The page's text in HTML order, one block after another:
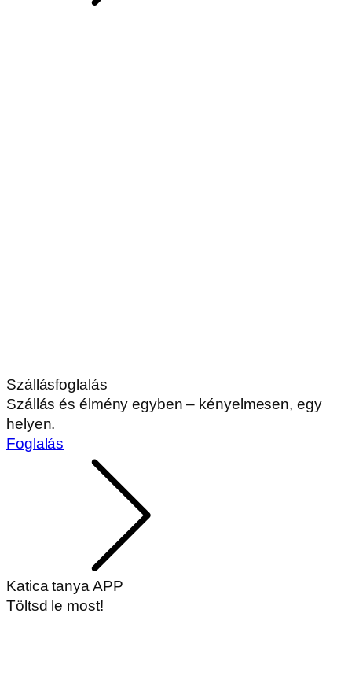
Szállásfoglalás
Szállás és élmény egyben – kényelmesen, egy
helyen.
Foglalás
Katica tanya APP
Töltsd le most!